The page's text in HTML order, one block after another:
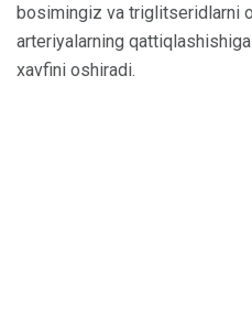
bosimingiz va triglitseridlarni
arteriyalarning
xavfini oshiradi.